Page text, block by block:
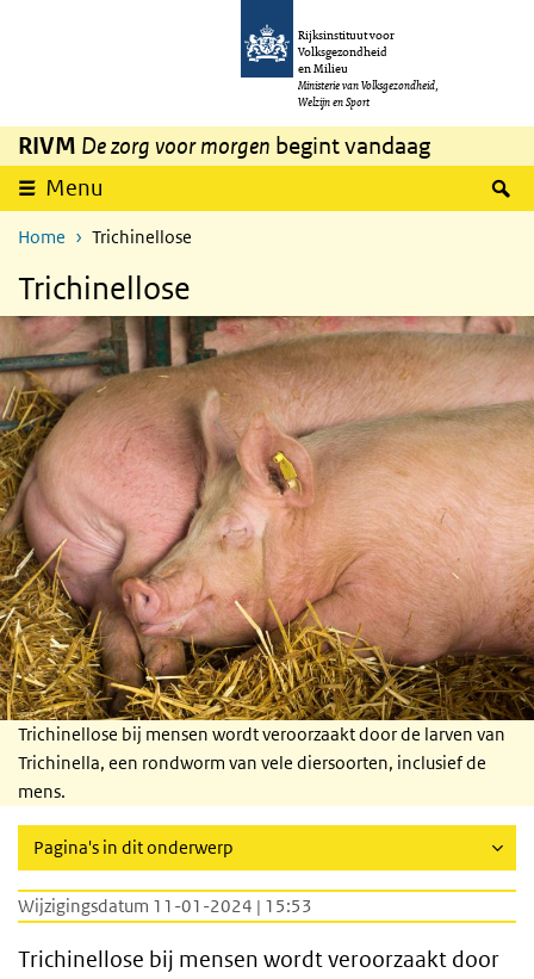
Overslaan en naar de inhoud gaan
Rijksinstituut voor
Volksgezondheid
en Milieu
Ministerie van Volksgezondheid,
Welzijn en Sport
RIVM De zorg voor morgen begint vandaag
Menu
Home Trichinellose
Trichinellose
Trichinellose bij mensen wordt veroorzaakt door de larven van
Trichinella, een rondworm van vele diersoorten, inclusief de
mens.
Pagina's in dit onderwerp
Wijzigingsdatum 11-01-2024 | 15:53
Trichinellose bij mensen wordt veroorzaakt door